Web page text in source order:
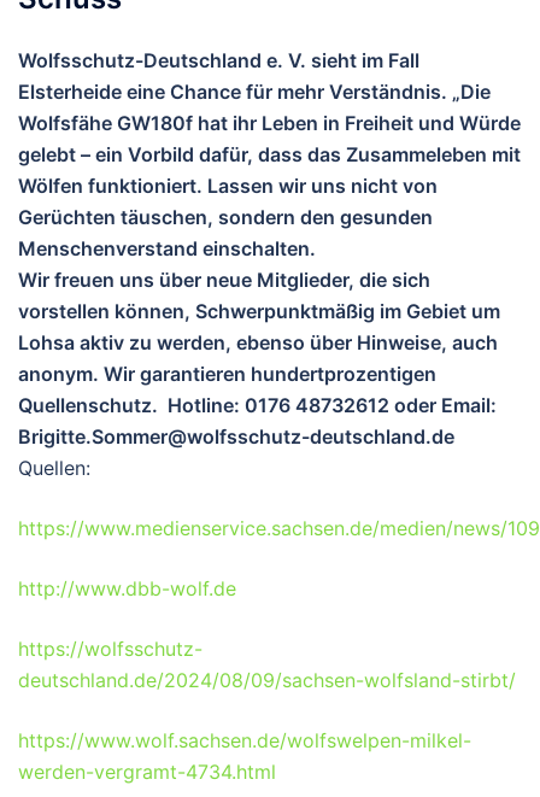
Wolfsschutz-Deutschland e. V. sieht im Fall
Elsterheide eine Chance für mehr Verständnis. „Die
Wolfsfähe GW180f hat ihr Leben in Freiheit und Würde
gelebt – ein Vorbild dafür, dass das Zusammeleben mit
Wölfen funktioniert. Lassen wir uns nicht von
Gerüchten täuschen, sondern den gesunden
Menschenverstand einschalten.
Wir freuen uns über neue Mitglieder, die sich
vorstellen können, Schwerpunktmäßig im Gebiet um
Lohsa aktiv zu werden, ebenso über Hinweise, auch
anonym. Wir garantieren hundertprozentigen
Quellenschutz. Hotline: 0176 48732612 oder Email:
Brigitte.Sommer@wolfsschutz-deutschland.de
Quellen:
https://www.medienservice.sachsen.de/medien/news/
http://www.dbb-wolf.de
https://wolfsschutz-
deutschland.de/2024/08/09/sachsen-wolfsland-stirbt/
https://www.wolf.sachsen.de/wolfswelpen-milkel-
werden-vergramt-4734.html